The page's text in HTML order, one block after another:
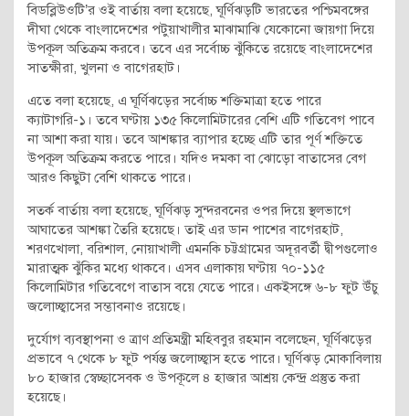
বিডব্লিউওটি’র ওই বার্তায় বলা হয়েছে, ঘূর্ণিঝড়টি ভারতের পশ্চিমবঙ্গের
দীঘা থেকে বাংলাদেশের পটুয়াখালীর মাঝামাঝি যেকোনো জায়গা দিয়ে
উপকূল অতিক্রম করবে। তবে এর সর্বোচ্চ ঝুঁকিতে রয়েছে বাংলাদেশের
সাতক্ষীরা, খুলনা ও বাগেরহাট।
এতে বলা হয়েছে, এ ঘূর্ণিঝড়ের সর্বোচ্চ শক্তিমাত্রা হতে পারে
ক্যাটাগরি-১। তবে ঘণ্টায় ১৩৫ কিলোমিটারের বেশি এটি গতিবেগ পাবে
না আশা করা যায়। তবে আশঙ্কার ব্যাপার হচ্ছে এটি তার পূর্ণ শক্তিতে
উপকূল অতিক্রম করতে পারে। যদিও দমকা বা ঝোড়ো বাতাসের বেগ
আরও কিছুটা বেশি থাকতে পারে।
সতর্ক বার্তায় বলা হয়েছে, ঘূর্ণিঝড় সুন্দরবনের ওপর দিয়ে স্থলভাগে
আঘাতের আশঙ্কা তৈরি হয়েছে। তাই এর ডান পাশের বাগেরহাট,
শরণখোলা, বরিশাল, নোয়াখালী এমনকি চট্টগ্রামের অদূরবর্তী দ্বীপগুলোও
মারাত্মক ঝুঁকির মধ্যে থাকবে। এসব এলাকায় ঘণ্টায় ৭০-১১৫
কিলোমিটার গতিবেগে বাতাস বয়ে যেতে পারে। একইসঙ্গে ৬-৮ ফুট উঁচু
জলোচ্ছ্বাসের সম্ভাবনাও রয়েছে।
দুর্যোগ ব্যবস্থাপনা ও ত্রাণ প্রতিমন্ত্রী মহিববুর রহমান বলেছেন, ঘূর্ণিঝড়ের
প্রভাবে ৭ থেকে ৮ ফুট পর্যন্ত জলোচ্ছ্বাস হতে পারে। ঘূর্ণিঝড় মোকাবিলায়
৮০ হাজার স্বেচ্ছাসেবক ও উপকূলে ৪ হাজার আশ্রয় কেন্দ্র প্রস্তুত করা
হয়েছে।